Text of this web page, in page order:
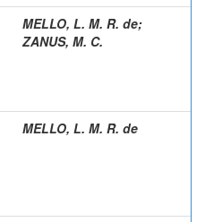
MELLO, L. M. R. de;
ZANUS, M. C.
MELLO, L. M. R. de